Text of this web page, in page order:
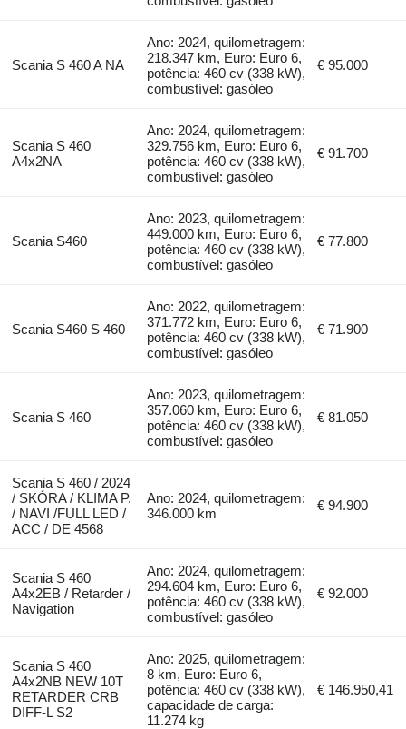
Scania S 460 A NA
Ano: 2024, quilometragem:
218.347 km, Euro: Euro 6,
potência: 460 cv (338 kW),
combustível: gasóleo
€ 95.000
Scania S 460
A4x2NA
Ano: 2024, quilometragem:
329.756 km, Euro: Euro 6,
potência: 460 cv (338 kW),
combustível: gasóleo
€ 91.700
Scania S460
Ano: 2023, quilometragem:
449.000 km, Euro: Euro 6,
potência: 460 cv (338 kW),
combustível: gasóleo
€ 77.800
Scania S460 S 460
Ano: 2022, quilometragem:
371.772 km, Euro: Euro 6,
potência: 460 cv (338 kW),
combustível: gasóleo
€ 71.900
Scania S 460
Ano: 2023, quilometragem:
357.060 km, Euro: Euro 6,
potência: 460 cv (338 kW),
combustível: gasóleo
€ 81.050
Scania S 460 / 2024
/ SKÓRA / KLIMA P.
/ NAVI /FULL LED /
ACC / DE 4568
Ano: 2024, quilometragem:
346.000 km
€ 94.900
Scania S 460
A4x2EB / Retarder /
Navigation
Ano: 2024, quilometragem:
294.604 km, Euro: Euro 6,
potência: 460 cv (338 kW),
combustível: gasóleo
€ 92.000
Scania S 460
A4x2NB NEW 10T
RETARDER CRB
DIFF-L S2
Ano: 2025, quilometragem:
8 km, Euro: Euro 6,
potência: 460 cv (338 kW),
capacidade de carga:
11.274 kg
€ 146.950,41